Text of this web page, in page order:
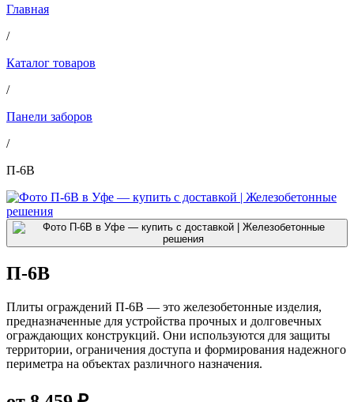
Главная
/
Каталог товаров
/
Панели заборов
/
П-6В
П-6В
Плиты ограждений П-6В — это железобетонные изделия,
предназначенные для устройства прочных и долговечных
ограждающих конструкций. Они используются для защиты
территории, ограничения доступа и формирования надежного
периметра на объектах различного назначения.